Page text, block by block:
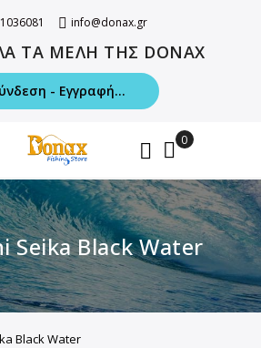
info@donax.gr
ΤΑ ΜΕΛΗ ΤΗΣ DONAX
- Εγγραφή...
Seika Black Water
Black Water